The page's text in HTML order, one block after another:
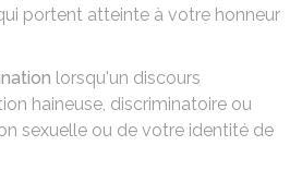
portent atteinte à votre honneur
lorsqu'un discours
haineuse, discriminatoire ou
sexuelle ou de votre identité de